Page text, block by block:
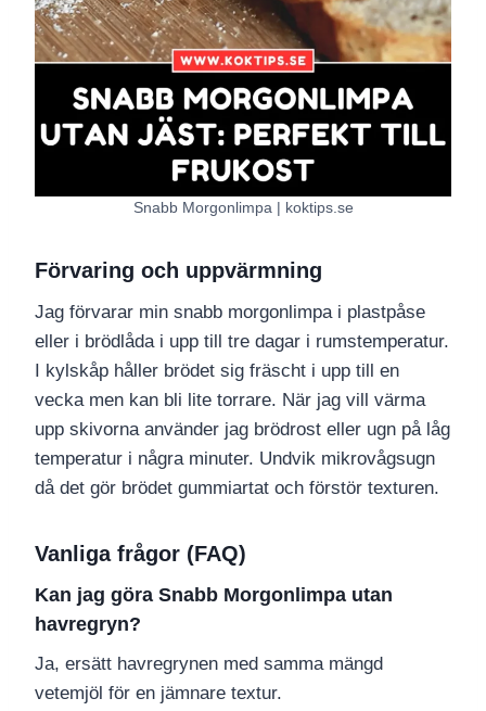
Snabb Morgonlimpa | koktips.se
Förvaring och uppvärmning
Jag förvarar min snabb morgonlimpa i plastpåse
eller i brödlåda i upp till tre dagar i rumstemperatur.
I kylskåp håller brödet sig fräscht i upp till en
vecka men kan bli lite torrare. När jag vill värma
upp skivorna använder jag brödrost eller ugn på låg
temperatur i några minuter. Undvik mikrovågsugn
då det gör brödet gummiartat och förstör texturen.
Vanliga frågor (FAQ)
Kan jag göra Snabb Morgonlimpa utan
havregryn?
Ja, ersätt havregrynen med samma mängd
vetemjöl för en jämnare textur.